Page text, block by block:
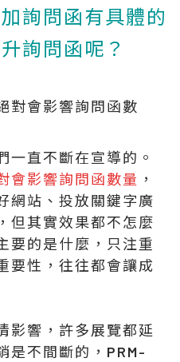
詢問函有具體的
詢問函呢？
對會影響詢問函數
一直不斷在宣導的。
會影響詢問函數量 ，
網站、投放關鍵字廣
但其實效果都不怎麼
要的是什麼，只注重
要性，往往都會讓成
影響，許多展覽都延
是不間斷的，PRM-